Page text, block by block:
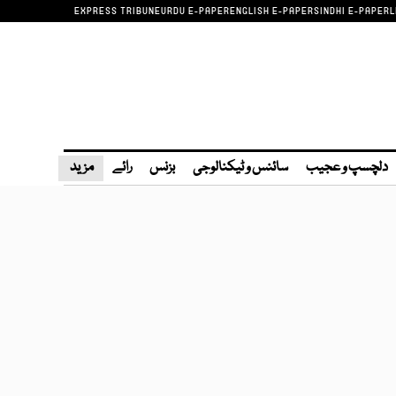
EXPRESS TRIBUNEURDU E-PAPERENGLISH E-PAPERSINDHI E-PAPER
دلچسپ و عجیب سائنس و ٹیکنالوجی بزنس رائے مزید